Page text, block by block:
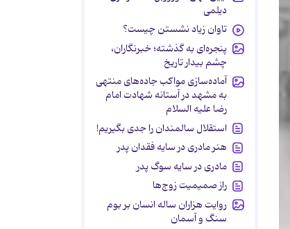
دیلمی
تاوان زیاد نشستن چیست؟
پنجره‌ای به گذشته؛ خبرنگاران،
چشم بیدار تاریخ
آماده‌سازی مواکب جاده‌های منتهی
به مشهد در آستانه شهادت امام
رضا علیه السلام
استقلال سالمندان را جدی بگیریم!
هنر مادری در سایه‌ فقدان پدر
مادری در سایه سوگ پدر
راز صمیمیت زوج‌ها
روایت هزاران ساله انسان بر بوم
سنگ و آسمان